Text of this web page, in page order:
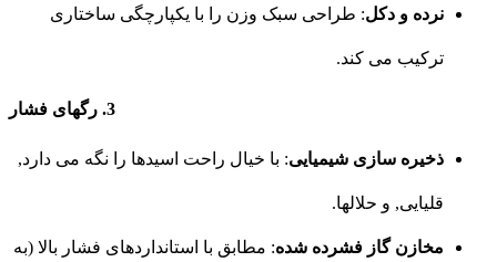
نرده و دکل: طراحی سبک وزن را با یکپارچگی ساختاری
ترکیب می کند.
3. رگهای فشار
ذخیره سازی شیمیایی: با خیال راحت اسیدها را نگه می دارد,
قلیایی, و حلالها.
مخازن گاز فشرده شده: مطابق با استانداردهای فشار بالا (به